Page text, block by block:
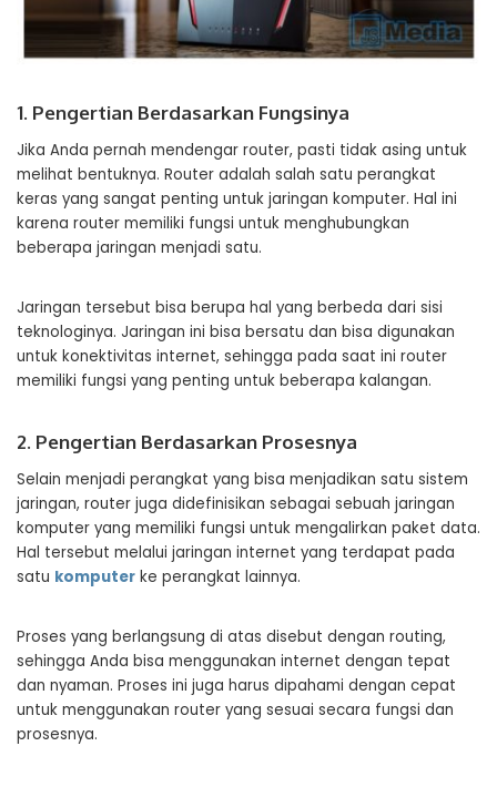
1. Pengertian Berdasarkan Fungsinya
Jika Anda pernah mendengar router, pasti tidak asing untuk
melihat bentuknya. Router adalah salah satu perangkat
keras yang sangat penting untuk jaringan komputer. Hal ini
karena router memiliki fungsi untuk menghubungkan
beberapa jaringan menjadi satu.
Jaringan tersebut bisa berupa hal yang berbeda dari sisi
teknologinya. Jaringan ini bisa bersatu dan bisa digunakan
untuk konektivitas internet, sehingga pada saat ini router
memiliki fungsi yang penting untuk beberapa kalangan.
2. Pengertian Berdasarkan Prosesnya
Selain menjadi perangkat yang bisa menjadikan satu sistem
jaringan, router juga didefinisikan sebagai sebuah jaringan
komputer yang memiliki fungsi untuk mengalirkan paket data.
Hal tersebut melalui jaringan internet yang terdapat pada
satu komputer ke perangkat lainnya.
Proses yang berlangsung di atas disebut dengan routing,
sehingga Anda bisa menggunakan internet dengan tepat
dan nyaman. Proses ini juga harus dipahami dengan cepat
untuk menggunakan router yang sesuai secara fungsi dan
prosesnya.